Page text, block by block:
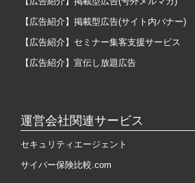
【広告紹介】掲載型広告(サイト内バナー)
【広告紹介】セミナー集客支援サービス
【広告紹介】宣伝し放題広告
運営会社関連サービス
セキュリティエージェント
サイバー保険比較.com